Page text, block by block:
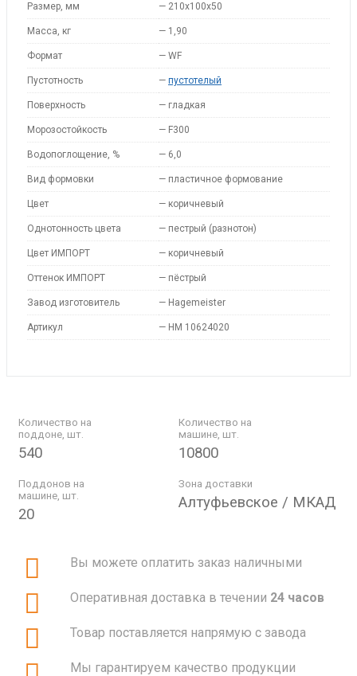
Размер, мм — 210x100x50
Масса, кг — 1,90
Формат — WF
Пустотность — пустотелый
Поверхность — гладкая
Морозостойкость — F300
Водопоглощение, % — 6,0
Вид формовки — пластичное формование
Цвет — коричневый
Однотонность цвета — пестрый (разнотон)
Цвет ИМПОРТ — коричневый
Оттенок ИМПОРТ — пёстрый
Завод изготовитель — Hagemeister
Артикул — HM 10624020
Количество на
поддоне, шт.
540
Количество на
машине, шт.
10800
Поддонов на
машине, шт.
20
Зона доставки
Алтуфьевское / МКАД
Вы можете оплатить заказ наличными
Оперативная доставка в течении 24 часов
Товар поставляется напрямую с завода
Мы гарантируем качество продукции